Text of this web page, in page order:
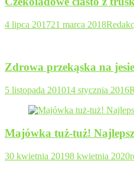
4 lipca 201721 marca 2018
Zdrowa przekąska na
5 listopada 201014 stycznia 2016
Majówka tuż-tuż!
30 kwietnia 20198 kwietnia 2020